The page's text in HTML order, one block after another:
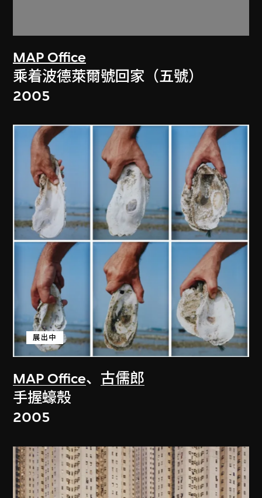
MAP Office
乘着波德萊爾號回家（五號）
2005
MAP Office、 古儒郎
展出中
手握蠔殼
2005